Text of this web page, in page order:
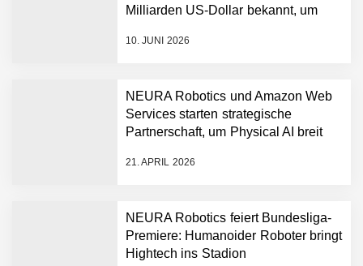
Milliarden US-Dollar bekannt, um
Physical-AI-Plattform zu
10. JUNI 2026
NEURA Robotics und Amazon Web
Services starten strategische
Partnerschaft, um Physical AI breit
21. APRIL 2026
NEURA Robotics feiert Bundesliga-
Premiere: Humanoider Roboter bringt
Hightech ins Stadion
NEURA Robotics gibt
Rekordfinanzierung von
Dollar bekannt, um den
Plattform zu beschleunigen
NEURA Robotics und
Amazon Web Services
starten strategische